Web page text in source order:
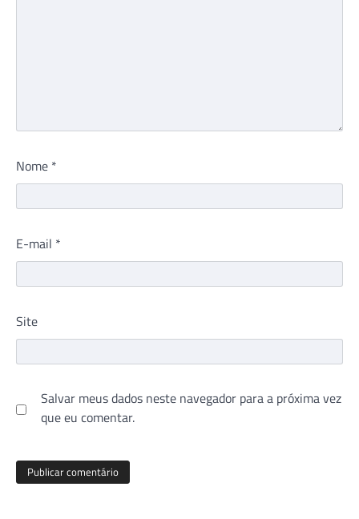
Nome *
E-mail *
Site
Salvar meus dados neste navegador para a próxima vez
que eu comentar.